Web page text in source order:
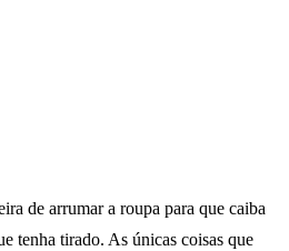
de arrumar a roupa para que caiba
tenha tirado. As únicas coisas que